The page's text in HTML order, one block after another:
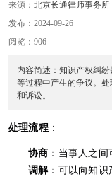
来源： 北京长通律师事务所
发布：2024-09-26
阅览：906
内容简述：知识产权纠
等过程中产生的争议。
和诉讼。
处理流程：
协商 ：当事人之间
调解：可以向知识